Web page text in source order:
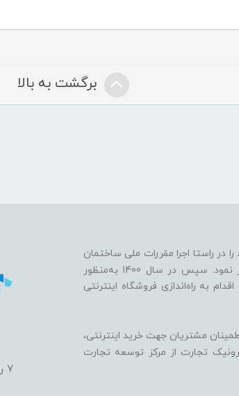
برگشت به بالا
خود را در راستا اجرا مقررات ملی ساختمان
در زمینه پایدارسازی دیوارها در برابر زلزله و باد آغاز نمود. سپس در سال 1400 به‌منظور
به راه‌اندازی فروشگاه اینترنتی
مشتریان جهت خرید اینترنتی،
تجارت از مرکز توسعه تجارت
7 روز هفته، از ساعت 8 صبح الی 9 شب پاسخگو شما هستیم.